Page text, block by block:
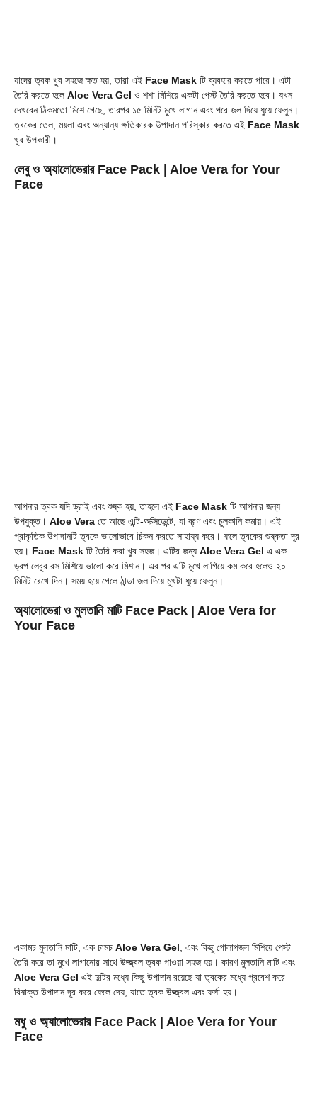
যাদের ত্বক খুব সহজে ক্ষত হয়, তারা এই Face Mask টি ব্যবহার করতে পারে। এটা
তৈরি করতে হলে Aloe Vera Gel ও শশা মিশিয়ে একটা পেস্ট তৈরি করতে হবে। যখন
দেখবেন ঠিকমতো মিশে গেছে, তারপর ১৫ মিনিট মুখে লাগান এবং পরে জল দিয়ে ধুয়ে ফেলুন।
ত্বকের তেল, ময়লা এবং অন্যান্য ক্ষতিকারক উপাদান পরিস্কার করতে এই Face Mask
খুব উপকারী।
লেবু ও অ্যালোভেরার Face Pack | Aloe Vera for Your
Face
আপনার ত্বক যদি ড্রাই এবং শুষ্ক হয়, তাহলে এই Face Mask টি আপনার জন্য
উপযুক্ত। Aloe Vera তে আছে এন্টি-অক্সিডেন্টে, যা ব্রণ এবং চুলকানি কমায়। এই
প্রাকৃতিক উপাদানটি ত্বকে ভালোভাবে চিকন করতে সাহায্য করে। ফলে ত্বকের শুষ্কতা দূর
হয়। Face Mask টি তৈরি করা খুব সহজ। এটির জন্য Aloe Vera Gel এ এক
ড্রপ লেবুর রস মিশিয়ে ভালো করে মিশান। এর পর এটি মুখে লাগিয়ে কম করে হলেও ২০
মিনিট রেখে দিন। সময় হয়ে গেলে ঠান্ডা জল দিয়ে মুখটা ধুয়ে ফেলুন।
অ্যালোভেরা ও মুলতানি মাটি Face Pack | Aloe Vera for
Your Face
একামচ মুলতানি মাটি, এক চামচ Aloe Vera Gel , এবং কিছু গোলাপজল মিশিয়ে পেস্ট
তৈরি করে তা মুখে লাগানোর সাথে উজ্জ্বল ত্বক পাওয়া সহজ হয়। কারণ মুলতানি মাটি এবং
Aloe Vera Gel এই দুটির মধ্যে কিছু উপাদান রয়েছে যা ত্বকের মধ্যে প্রবেশ করে
বিষাক্ত উপাদান দূর করে ফেলে দেয়, যাতে ত্বক উজ্জ্বল এবং ফর্সা হয়।
মধু ও অ্যালোভেরার Face Pack | Aloe Vera for Your
Face